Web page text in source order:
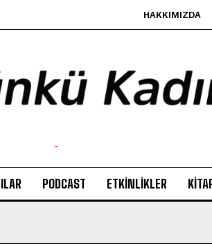
HAKKIMIZDA
-
PODCAST ETKINLIKLER